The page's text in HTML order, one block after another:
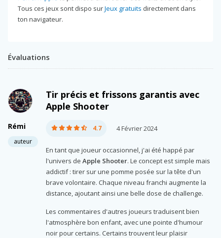
Tous ces jeux sont dispo surJeux gratuits directement dans
ton navigateur.
Évaluations
Rémi
auteur
Tir précis et frissons garantis avec
Apple Shooter
4.7 4 Février 2024
En tant que joueur occasionnel, j'ai été happé par
l'univers de Apple Shooter. Le concept est simple mais
addictif : tirer sur une pomme posée sur la tête d'un
brave volontaire. Chaque niveau franchi augmente la
distance, ajoutant ainsi une belle dose de challenge.
Les commentaires d'autres joueurs traduisent bien
l'atmosphère bon enfant, avec une pointe d'humour
noir pour certains. Certains trouvent leur plaisir